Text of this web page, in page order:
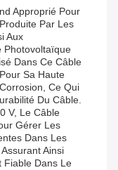
Approprié Pour
Par Les
Aux
Photovoltaïque
Dans Ce Câble
Sa Haute
Ce Qui
Du Câble.
V, Le Câble
Gérer Les
Dans Les
Ainsi
Fiable Dans Le